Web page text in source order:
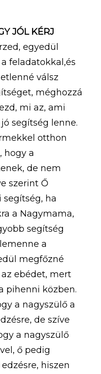
JÓL KÉRJ
egyedül
feladatokkal,és
válsz
méghozzá
mi az, ami
segítség lenne.
otthon
hogy a
de nem
szerint Ő
segítség, ha
a Nagymama,
segítség
a
megfőzné
ebédet, mert
pihenni közben.
a nagyszülő a
de szíve
a nagyszülő
ő pedig
hiszen